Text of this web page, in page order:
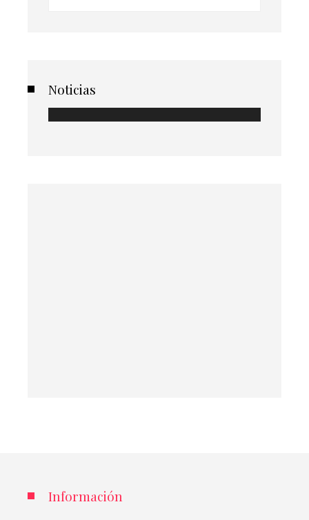
Noticias
Información